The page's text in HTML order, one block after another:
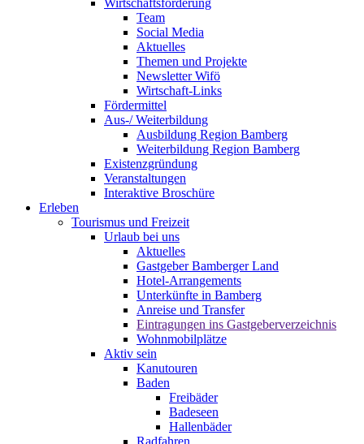
Wirtschaftsförderung
Team
Social Media
Aktuelles
Themen und Projekte
Newsletter Wifö
Wirtschaft-Links
Fördermittel
Aus-/ Weiterbildung
Ausbildung Region Bamberg
Weiterbildung Region Bamberg
Existenzgründung
Veranstaltungen
Interaktive Broschüre
Erleben
Tourismus und Freizeit
Urlaub bei uns
Aktuelles
Gastgeber Bamberger Land
Hotel-Arrangements
Unterkünfte in Bamberg
Anreise und Transfer
Eintragungen ins Gastgeberverzeichnis
Wohnmobilplätze
Aktiv sein
Kanutouren
Baden
Freibäder
Badeseen
Hallenbäder
Radfahren